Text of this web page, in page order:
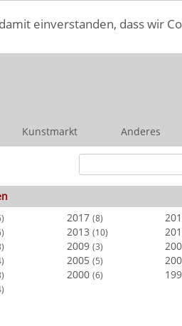
einverstanden, dass wir
Kunstmarkt Anderes
2017 (8)
2013 (10)
2009 (3)
2005 (5)
2000 (6)